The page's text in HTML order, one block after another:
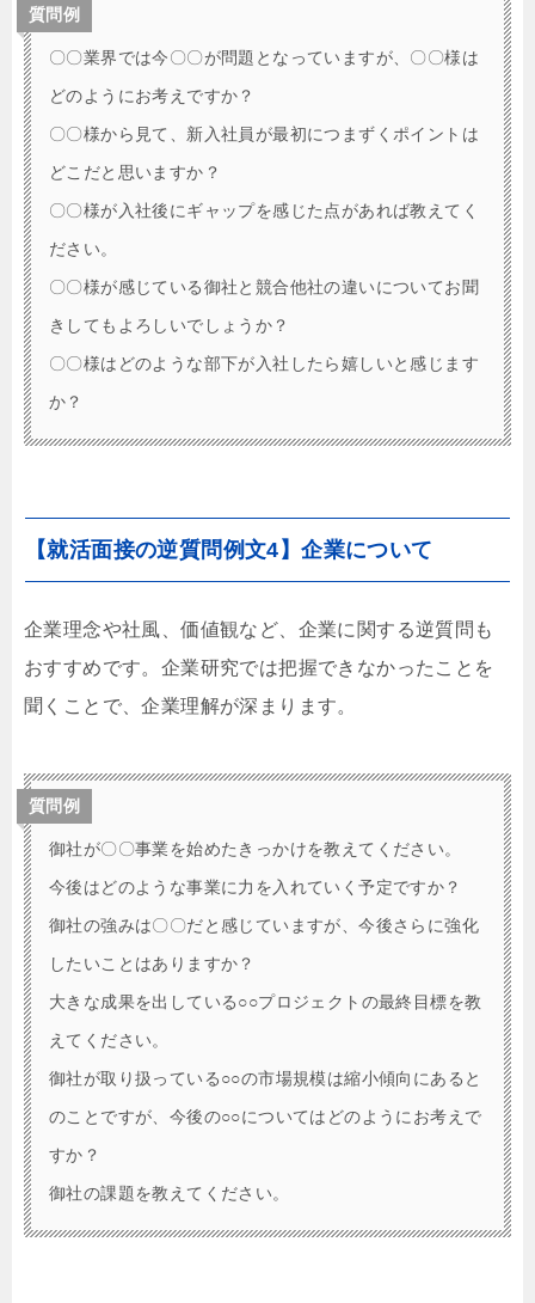
質問例
〇〇業界では今〇〇が問題となっていますが、〇〇様は
どのようにお考えですか？
〇〇様から見て、新入社員が最初につまずくポイントは
どこだと思いますか？
〇〇様が入社後にギャップを感じた点があれば教えてく
ださい。
〇〇様が感じている御社と競合他社の違いについてお聞
きしてもよろしいでしょうか？
〇〇様はどのような部下が入社したら嬉しいと感じます
か？
【就活面接の逆質問例文4】企業について
企業理念や社風、価値観など、企業に関する逆質問も
おすすめです。企業研究では把握できなかったことを
聞くことで、企業理解が深まります。
質問例
御社が〇〇事業を始めたきっかけを教えてください。
今後はどのような事業に力を入れていく予定ですか？
御社の強みは〇〇だと感じていますが、今後さらに強化
したいことはありますか？
大きな成果を出している○○プロジェクトの最終目標を教
えてください。
御社が取り扱っている○○の市場規模は縮小傾向にあると
のことですが、今後の○○についてはどのようにお考えで
すか？
御社の課題を教えてください。